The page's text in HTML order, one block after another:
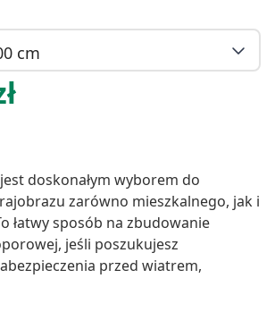
cm
doskonałym wyborem do
zarówno mieszkalnego, jak i
łatwy sposób na zbudowanie
jeśli poszukujesz
przed wiatrem,